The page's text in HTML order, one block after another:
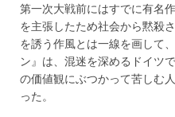
第一次大戦前にはすでに有名
を主張したため社会から黙殺
を誘う作風とは一線を画して
ン』は、混迷を深めるドイツ
の価値観にぶつかって苦しむ
った。